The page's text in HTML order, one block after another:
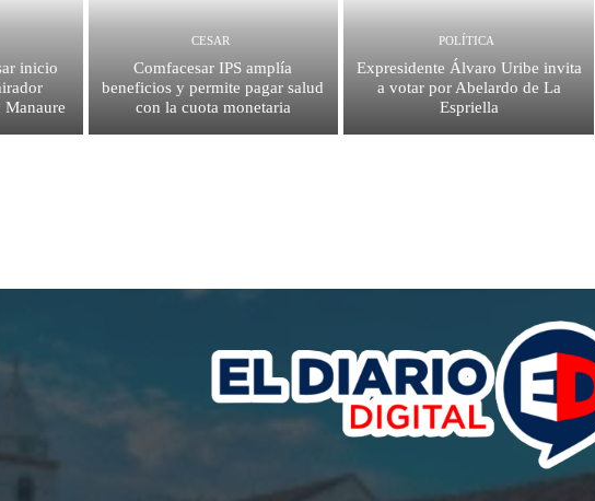
inicio
CESAR
Comfacesar IPS amplía
beneficios y permite pagar salud
con la cuota monetaria
POLÍTICA
Expresidente Álvaro Uribe invita
a votar por Abelardo de La
Espriella